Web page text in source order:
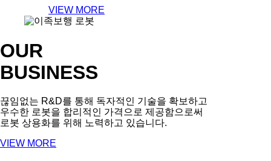
VIEW MORE
OUR
BUSINESS
끊임없는 R&D를 통해 독자적인 기술을 확보하고
우수한 로봇을 합리적인 가격으로 제공함으로써
로봇 상용화를 위해 노력하고 있습니다.
VIEW MORE